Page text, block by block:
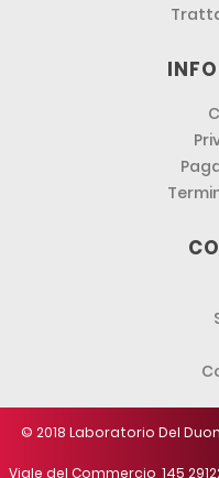
© 2018 Laboratorio Del
Viale del Commercio, 145